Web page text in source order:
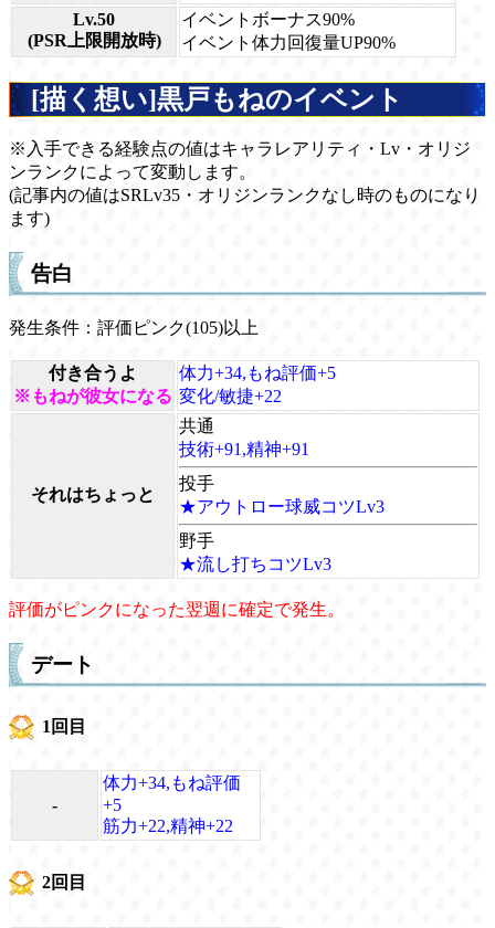
Lv.50
(PSR上限開放時)
イベントボーナス90%
イベント体力回復量UP90%
[描く想い]黒戸もねのイベント
※入手できる経験点の値はキャラレアリティ・Lv・オリジ
ンランクによって変動します。
(記事内の値はSRLv35・オリジンランクなし時のものになり
ます)
告白
発生条件：評価ピンク(105)以上
付き合うよ
※もねが彼女になる
体力+34,もね評価+5
変化/敏捷+22
それはちょっと
共通
技術+91,精神+91
投手
★アウトロー球威コツLv3
野手
★流し打ちコツLv3
評価がピンクになった翌週に確定で発生。
デート
1回目
-
体力+34,もね評価
+5
筋力+22,精神+22
2回目